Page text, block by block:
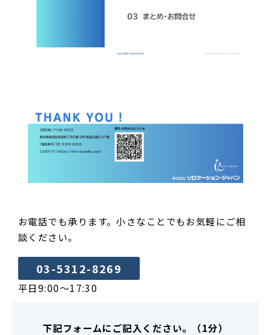
お電話でも承ります。小さなことでもお気軽にご相
談ください。
03-5312-8269
平日9:00～17:30
下記フォームにご記入ください。（1分）